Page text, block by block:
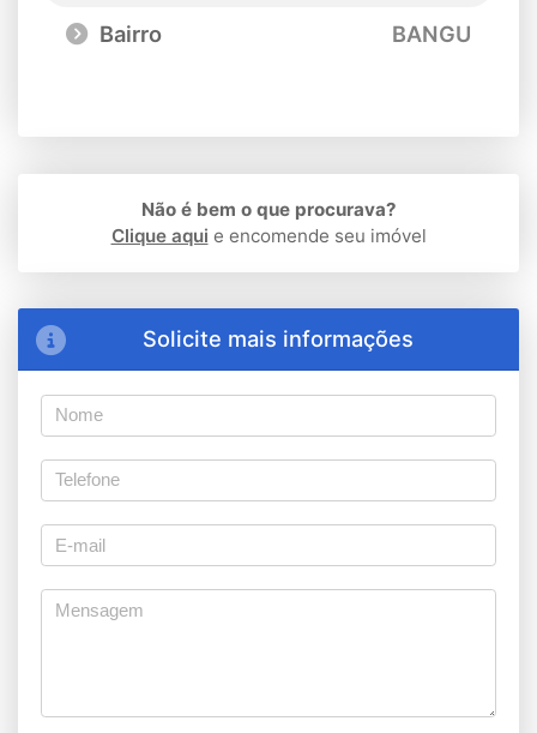
Bairro
BANGU
Não é bem o que procurava?
Clique aqui e encomende seu imóvel
Solicite mais informações